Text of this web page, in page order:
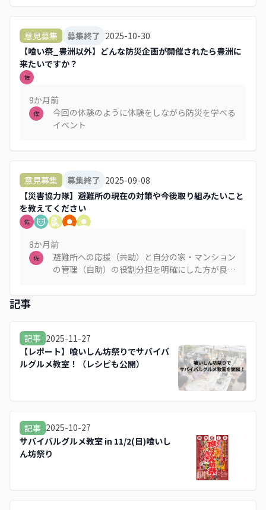
意見募集 募集終了 2025-10-30
【喰い祭_豊洲以外】どんな防災企画が開催されたら豊洲に
来たいですか？
佐
9か月前
佐
今回の体験のように体験をしながら防災を学べる
イベント
意見募集 募集終了 2025-09-08
【災害協力隊】避難所の現在の対策や今後取り組みたいこと
を教えてください
佐
8か月前
佐
避難所への応援（共助）と自分の家・マンション
の管理（自助）の役割分担を明確にした方が良い
記事
記事 2025-11-27
【レポート】喰いしん坊祭りでサバイバ
ルグルメ教室！（レシピも公開）
記事 2025-10-27
サバイバルグルメ教室 in 11/2(日)喰いし
ん坊祭り